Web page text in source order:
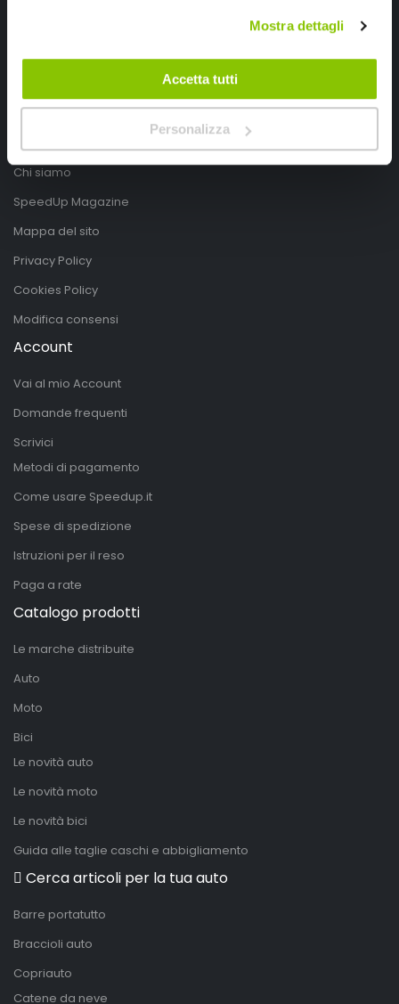
Mostra dettagli
Accetta tutti
Personalizza
Treviso, Italy 31040
Chi siamo
SpeedUp Magazine
Mappa del sito
Privacy Policy
Cookies Policy
Modifica consensi
Account
Vai al mio Account
Domande frequenti
Scrivici
Metodi di pagamento
Come usare Speedup.it
Spese di spedizione
Istruzioni per il reso
Paga a rate
Catalogo prodotti
Le marche distribuite
Auto
Moto
Bici
Le novità auto
Le novità moto
Le novità bici
Guida alle taglie caschi e abbigliamento
Cerca articoli per la tua auto
Barre portatutto
Braccioli auto
Copriauto
Catene da neve